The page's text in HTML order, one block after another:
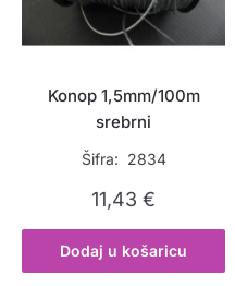
Konop 1,5mm/100m
srebrni
Šifra: 2834
11,43€
Dodaj u košaricu